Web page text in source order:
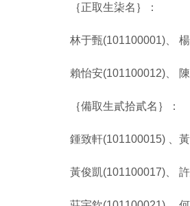
｛正取生柒名｝：
林于甄(101100001)、
賴怡安(101100012)、
｛備取生貳拾貳名｝：
鍾致軒(101100015) 、
黃俊凱(101100017)、